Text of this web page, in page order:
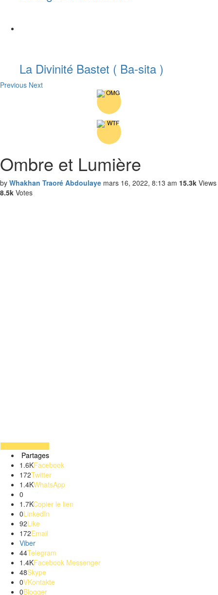
La Divinité Bastet ( Ba-sita )
Previous Next
Ombre et Lumière
by Whakhan Traoré Abdoulaye mars 16, 2022, 8:13 am 15.3k Views
8.5k Votes
Partages
1.6KFacebook
172Twitter
1.4KWhatsApp
0
1.7KCopier le lien
0LinkedIn
92Like
172Email
Viber
44Telegram
1.4KFacebook Messenger
48Skype
0VKontakte
0Blogger